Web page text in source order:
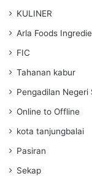
KULINER
Arla Foods
FIC
Tahanan kabur
Pengadilan Negeri
Online to Offline
kota tanjungbalai
Pasiran
Sekap